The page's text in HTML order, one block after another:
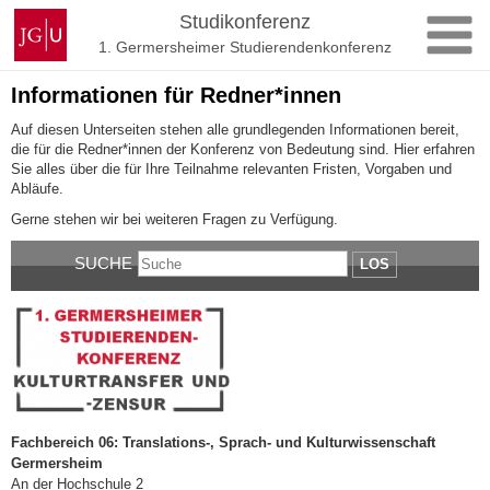
Zum
Inhalt
springen
Johannes
Gutenberg-
Universität
Mainz
Studikonferenz
1. Germersheimer Studierendenkonferenz
Informationen für Redner*innen
Auf diesen Unterseiten stehen alle grundlegenden Informationen bereit,
die für die Redner*innen der Konferenz von Bedeutung sind. Hier erfahren
Sie alles über die für Ihre Teilnahme relevanten Fristen, Vorgaben und
Abläufe.
Gerne stehen wir bei weiteren Fragen zu Verfügung.
SUCHE LOS
Fachbereich 06: Translations-, Sprach- und Kulturwissenschaft
Germersheim
An der Hochschule 2